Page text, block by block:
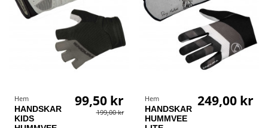
Hem
HANDSKAR
KIDS
99,50 kr
199,00 kr
Hem
HANDSKAR
HUMMVEE
249,00 kr